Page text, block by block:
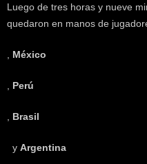
Luego de tres horas y nueve
quedaron en manos de
México
Perú
Brasil
y Argentina